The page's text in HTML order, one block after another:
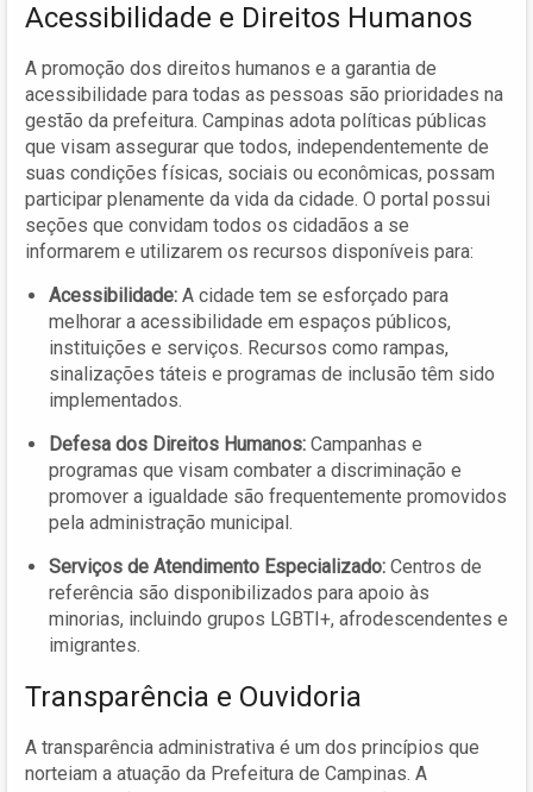
Acessibilidade e Direitos Humanos
A promoção dos direitos humanos e a garantia de
acessibilidade para todas as pessoas são prioridades na
gestão da prefeitura. Campinas adota políticas públicas
que visam assegurar que todos, independentemente de
suas condições físicas, sociais ou econômicas, possam
participar plenamente da vida da cidade. O portal possui
seções que convidam todos os cidadãos a se
informarem e utilizarem os recursos disponíveis para:
Acessibilidade: A cidade tem se esforçado para
melhorar a acessibilidade em espaços públicos,
instituições e serviços. Recursos como rampas,
sinalizações táteis e programas de inclusão têm sido
implementados.
Defesa dos Direitos Humanos: Campanhas e
programas que visam combater a discriminação e
promover a igualdade são frequentemente promovidos
pela administração municipal.
Serviços de Atendimento Especializado: Centros de
referência são disponibilizados para apoio às
minorias, incluindo grupos LGBTI+, afrodescendentes e
imigrantes.
Transparência e Ouvidoria
A transparência administrativa é um dos princípios que
norteiam a atuação da Prefeitura de Campinas. A